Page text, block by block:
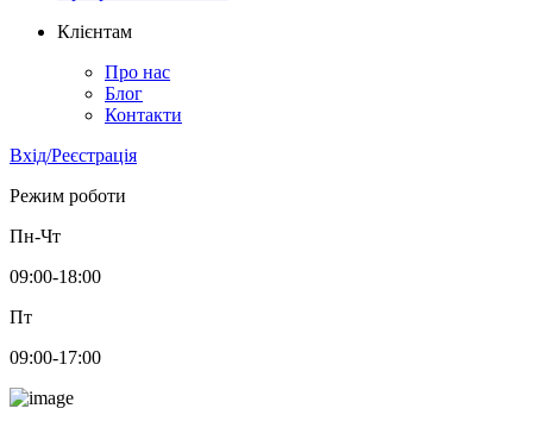
Клієнтам
Про нас
Блог
Контакти
Вхід/Реєстрація
Режим роботи
Пн-Чт
09:00-18:00
Пт
09:00-17:00